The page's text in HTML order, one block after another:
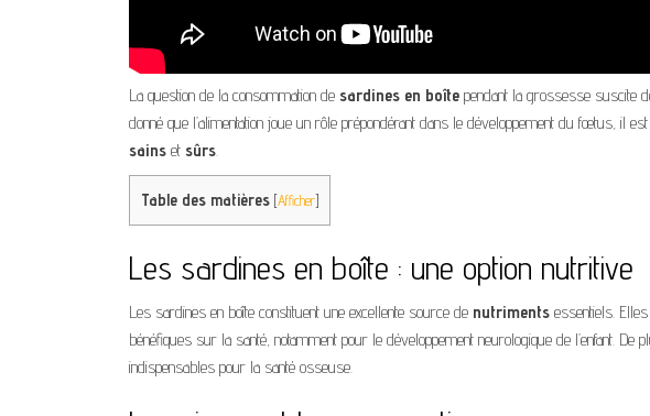
La question de la consommation de sardines en boîte pendant la grossesse suscite
donné que l’alimentation joue un rôle prépondérant dans le développement du fœtus, il
sains et sûrs
Table des matières [Afficher]
Les sardines en boîte : une option nutritive
Les sardines en boîte constituent une excellente source de nutriments essentiels.
bénéfiques sur la santé, notamment pour le développement neurologique de l’enfant.
indispensables pour la santé osseuse.